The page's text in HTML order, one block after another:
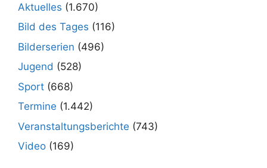
Aktuelles (1.670)
Bild des Tages (116)
Bilderserien (496)
Jugend (528)
Sport (668)
Termine (1.442)
Veranstaltungsberichte (743)
Video (169)